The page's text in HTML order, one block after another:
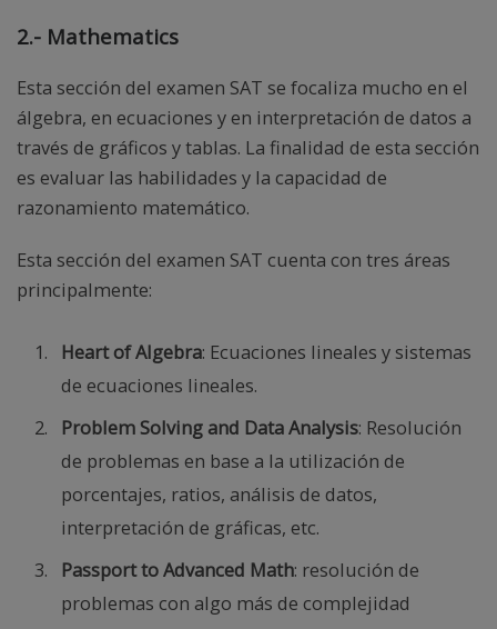
2.- Mathematics
Esta sección del examen SAT se focaliza mucho en el
álgebra, en ecuaciones y en interpretación de datos a
través de gráficos y tablas. La finalidad de esta sección
es evaluar las habilidades y la capacidad de
razonamiento matemático.
Esta sección del examen SAT cuenta con tres áreas
principalmente:
Heart of Algebra: Ecuaciones lineales y sistemas
de ecuaciones lineales.
Problem Solving and Data Analysis: Resolución
de problemas en base a la utilización de
porcentajes, ratios, análisis de datos,
interpretación de gráficas, etc.
Passport to Advanced Math: resolución de
problemas con algo más de complejidad